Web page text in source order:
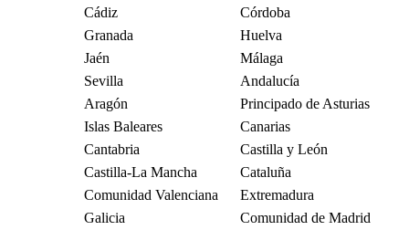
Cádiz
Córdoba
Granada
Huelva
Jaén
Málaga
Sevilla
Andalucía
Aragón
Principado de Asturias
Islas Baleares
Canarias
Cantabria
Castilla y León
Castilla-La Mancha
Cataluña
Comunidad Valenciana
Extremadura
Galicia
Comunidad de Madrid